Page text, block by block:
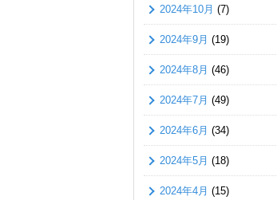
2024年10月 (7)
2024年9月 (19)
2024年8月 (46)
2024年7月 (49)
2024年6月 (34)
2024年5月 (18)
2024年4月 (15)